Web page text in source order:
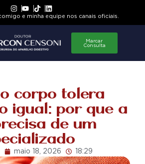
e minha equipe nos canais oficiais.
Marcar
Consulta
corpo tolera
igual: por que a
de um
maio 18, 2026 18:29